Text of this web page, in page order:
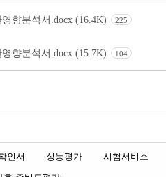
향분석서.docx (16.4K) 225
향분석서.docx (15.7K) 104
인서 성능평가
시험서비스